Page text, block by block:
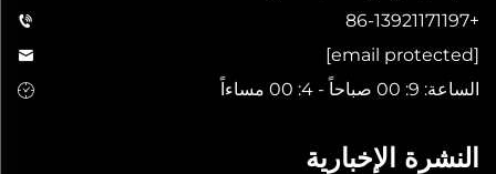
+86-13921171197
[email protected]
الساعة: 9: 00 صباحاً - 4: 00 مساءاً
النشرة الإخبارية